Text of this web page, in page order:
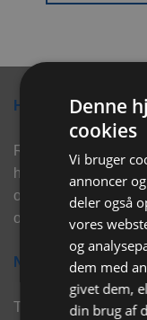
Hvorfor vælge
Rabbitpet sælger
hø, aktivering,
også med
os for hjælp..
Nyhedsbrev
Tilmeld dig vores
Denne
cookies
Vi bruger
annoncer
deler også
vores
og
dem med
givet dem,
din brug af